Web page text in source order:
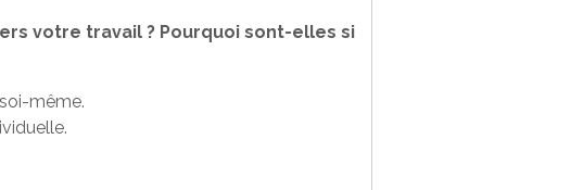
votre travail ? Pourquoi sont-elles si
même.